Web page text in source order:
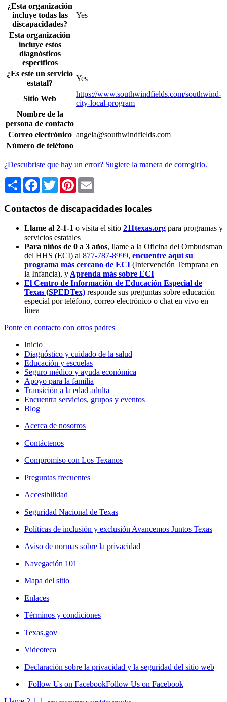
¿Esta organización
incluye todas las
discapacidades?
Yes
Esta organización
incluye estos
diagnósticos
específicos
¿Es este un servicio
estatal?
Yes
Sitio Web
https://www.southwindfields.com/southwind-
city-local-program
Nombre de la
persona de contacto
Correo electrónico angela@southwindfields.com
Número de teléfono
¿Descubriste que hay un error? Sugiere la manera de corregirlo.
Share Facebook
TwitterPinterest
Contactos de discapacidades locales
Llame al 2-1-1 o visita el sitio 211texas.org para programas y
servicios estatales
Para niños de 0 a 3 años, llame a la Oficina del Ombudsman
del HHS (ECI) al 877-787-8999, encuentre aquí su
programa más cercano de ECI (Intervención Temprana en
la Infancia), y Aprenda más sobre ECI
El Centro de Información de Educación Especial de
Texas (SPEDTex) responde sus preguntas sobre educación
especial por teléfono, correo electrónico o chat en vivo en
línea
Ponte en contacto con otros padres
Inicio
Diagnóstico y cuidado de la salud
Educación y escuelas
Seguro médico y ayuda económica
Apoyo para la familia
Transición a la edad adulta
Encuentra servicios, grupos y eventos
Blog
Acerca de nosotros
Contáctenos
Compromiso con Los Texanos
Preguntas frecuentes
Accesibilidad
Seguridad Nacional de Texas
Políticas de inclusión y exclusión Avancemos Juntos Texas
Aviso de normas sobre la privacidad
Navegación 101
Mapa del sitio
Enlaces
Términos y condiciones
Texas.gov
Videoteca
Declaración sobre la privacidad y la seguridad del sitio web
Follow Us on FacebookFollow Us on Facebook